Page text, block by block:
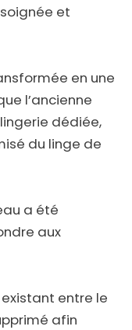
et
en une
l’ancienne
dédiée,
du linge de
a été
aux
entre le
afin